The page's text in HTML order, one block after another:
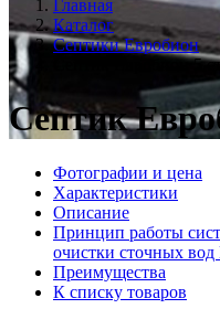
Главная
Каталог
Септики Евробион
Септик Евробион 5
Септик
Фотографии и цена
Характеристики
Описание
Принцип работы
очистки сточных
Преимущества
К списку товаров